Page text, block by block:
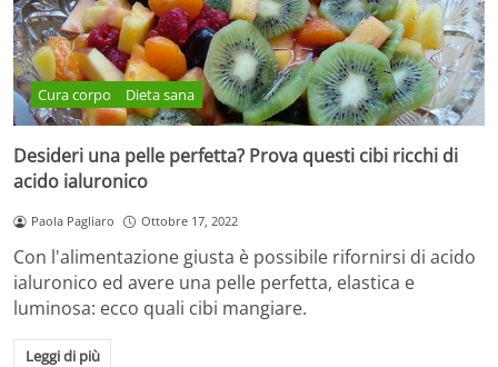
Cura corpo Dieta sana
Desideri una pelle perfetta? Prova questi cibi ricchi di
acido ialuronico
Paola Pagliaro Ottobre 17, 2022
Con l'alimentazione giusta è possibile rifornirsi di acido
ialuronico ed avere una pelle perfetta, elastica e
luminosa: ecco quali cibi mangiare.
Leggi di più